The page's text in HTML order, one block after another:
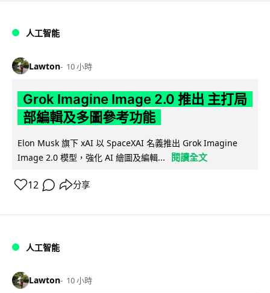
人工智能
Lawton 10 小時
Grok Imagine Image 2.0 推出 主打局
部編輯及多圖參考功能
Elon Musk 旗下 xAI 以 SpaceXAI 名義推出 Grok Imagine
Image 2.0 模型，強化 AI 繪圖及編輯...
閱讀全文
12 分享
人工智能
Lawton 10 小時